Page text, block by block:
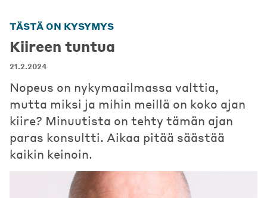
TÄSTÄ ON KYSYMYS
Kiireen tuntua
21.2.2024
Nopeus on nykymaailmassa valttia,
mutta miksi ja mihin meillä on koko ajan
kiire? Minuutista on tehty tämän ajan
paras konsultti. Aikaa pitää säästää
kaikin keinoin.